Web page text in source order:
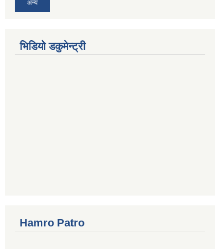
अन्य
भिडियो डकुमेन्ट्री
Hamro Patro